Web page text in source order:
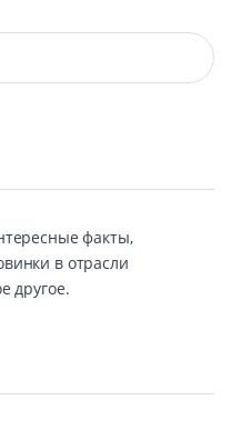
факты,
в отрасли
другое.